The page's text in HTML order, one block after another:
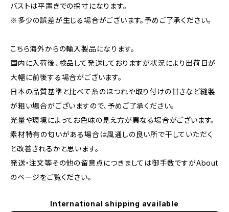
バストは平置きでの採寸になります。
※多少の誤差が生じる場合がございます。予めご了承ください。
こちら海外からの輸入製品になります。
国内に入荷後、検品して発送しておりますが状況により出荷日が
大幅に前後する場合がございます。
日本の品質基準と比べて糸のほつれや取り付けの甘さなど縫製
が粗い場合がございますので、予めご了承ください。
光量や環境によってお色味の見え方が異なる場合がございます。
素材特有の匂いがある場合は風通しの良い所で干していただく
と改善されるかと思います。
発送・注文等その他の留意点につきましては御手数ですがAbout
のページをご覧ください。
International shipping available